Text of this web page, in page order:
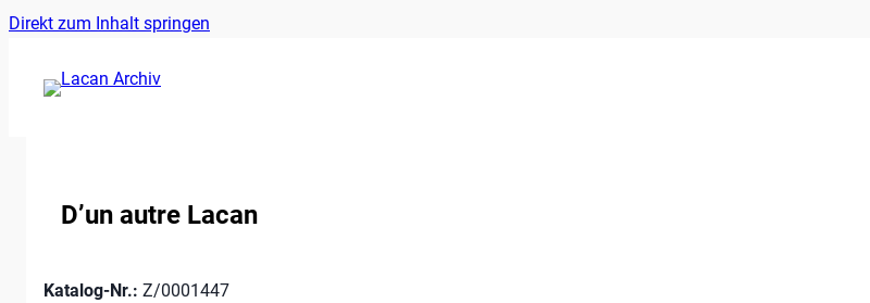
Direkt zum Inhalt springen
D’un autre Lacan
Katalog-Nr.: Z/0001447